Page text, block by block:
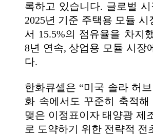
록하고 있습니다. 글로벌
2025년 기준 주택용 모듈
서 15.5%의 점유율을 차지
8년 연속, 상업용 모듈 시장
다.
한화큐셀은 “미국 솔라 허
화 속에서도 꾸준히 축적
맺은 이정표이자 태양광 제
로 도약하기 위한 전략적